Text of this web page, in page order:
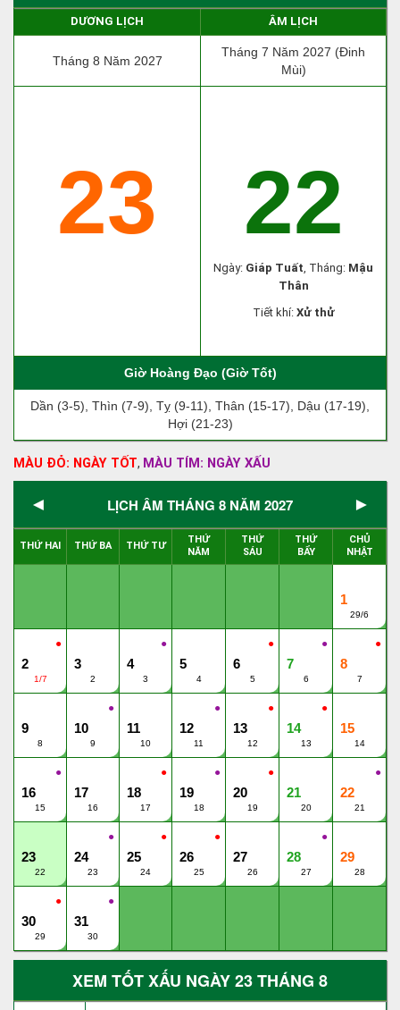
DƯƠNG LỊCH ÂM LỊCH
Tháng 8 Năm 2027
Tháng 7 Năm 2027 (Đinh
Mùi)
23 22
Ngày: Giáp Tuất, Tháng: Mậu
Thân
Tiết khí: Xử thử
Giờ Hoàng Đạo (Giờ Tốt)
Dần (3-5), Thìn (7-9), Tỵ (9-11), Thân (15-17), Dậu (17-19),
Hợi (21-23)
MÀU ĐỎ: NGÀY TỐT, MÀU TÍM: NGÀY XẤU
◄ LỊCH ÂM THÁNG 8 NĂM 2027 ►
THỨ HAI THỨ BA THỨ TƯ
THỨ
NĂM
THỨ
SÁU
THỨ
BẨY
CHỦ
NHẬT
1
29/6
●
2
1/7
3
2
●
4
3
5
4
●
6
5
●
7
6
●
8
7
9
8
●
10
9
11
10
●
12
11
●
13
12
●
14
13
15
14
●
16
15
17
16
●
18
17
●
19
18
●
20
19
21
20
●
22
21
23
22
●
24
23
●
25
24
●
26
25
27
26
●
28
27
29
28
●
30
29
●
31
30
XEM TỐT XẤU NGÀY 23 THÁNG 8